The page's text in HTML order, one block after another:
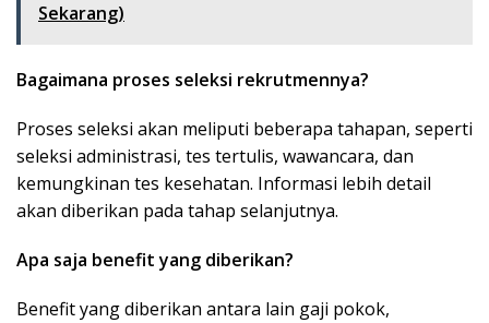
Sekarang)
Bagaimana proses seleksi rekrutmennya?
Proses seleksi akan meliputi beberapa tahapan, seperti
seleksi administrasi, tes tertulis, wawancara, dan
kemungkinan tes kesehatan. Informasi lebih detail
akan diberikan pada tahap selanjutnya.
Apa saja benefit yang diberikan?
Benefit yang diberikan antara lain gaji pokok,